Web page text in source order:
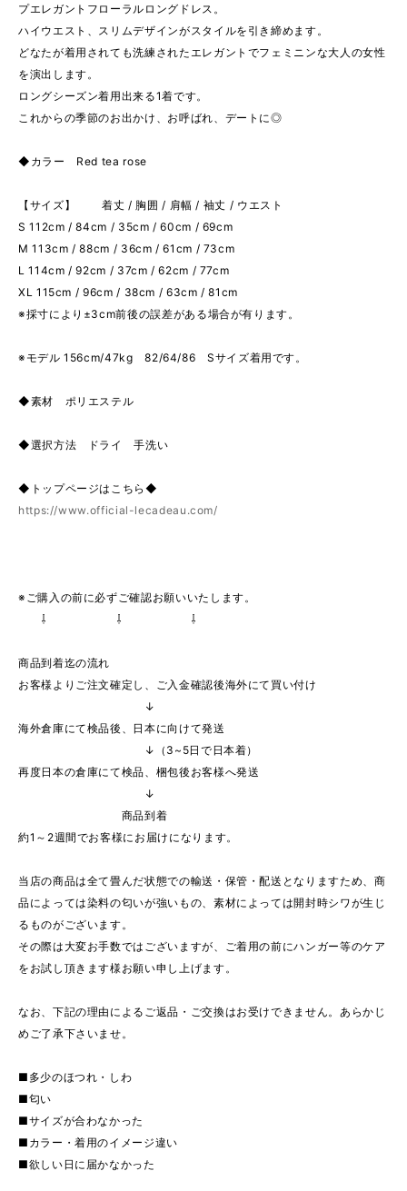
プエレガントフローラルロングドレス。
ハイウエスト、スリムデザインがスタイルを引き締めます。
どなたが着用されても洗練されたエレガントでフェミニンな大人の女性
を演出します。
ロングシーズン着用出来る1着です。
これからの季節のお出かけ、お呼ばれ、デートに◎
◆カラー Red tea rose
【サイズ】 着丈 / 胸囲 / 肩幅 / 袖丈 / ウエスト
S 112cm / 84cm / 35cm / 60cm / 69cm
M 113cm / 88cm / 36cm / 61cm / 73cm
L 114cm / 92cm / 37cm / 62cm / 77cm
XL 115cm / 96cm / 38cm / 63cm / 81cm
※採寸により±3cm前後の誤差がある場合が有ります。
※モデル 156cm/47kg 82/64/86 Sサイズ着用です。
◆素材 ポリエステル
◆選択方法 ドライ 手洗い
◆トップページはこちら◆
https://www.official-lecadeau.com/
※ご購入の前に必ずご確認お願いいたします。
⇩ ⇩ ⇩
商品到着迄の流れ
お客様よりご注文確定し、ご入金確認後海外にて買い付け
↓
海外倉庫にて検品後、日本に向けて発送
↓（3~5日で日本着）
再度日本の倉庫にて検品、梱包後お客様へ発送
↓
商品到着
約1～2週間でお客様にお届けになります。
当店の商品は全て畳んだ状態での輸送・保管・配送となりますため、商
品によっては染料の匂いが強いもの、素材によっては開封時シワが生じ
るものがございます。
その際は大変お手数ではございますが、ご着用の前にハンガー等のケア
をお試し頂きます様お願い申し上げます。
なお、下記の理由によるご返品・ご交換はお受けできません。あらかじ
めご了承下さいませ。
■多少のほつれ・しわ
■匂い
■サイズが合わなかった
■カラー・着用のイメージ違い
■欲しい日に届かなかった